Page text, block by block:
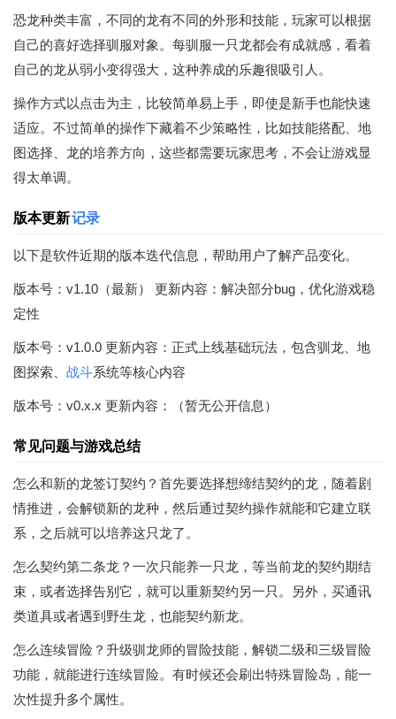
恐龙种类丰富，不同的龙有不同的外形和技能，玩家可以根据
自己的喜好选择驯服对象。每驯服一只龙都会有成就感，看着
自己的龙从弱小变得强大，这种养成的乐趣很吸引人。
操作方式以点击为主，比较简单易上手，即使是新手也能快速
适应。不过简单的操作下藏着不少策略性，比如技能搭配、地
图选择、龙的培养方向，这些都需要玩家思考，不会让游戏显
得太单调。
版本更新记录
以下是软件近期的版本迭代信息，帮助用户了解产品变化。
版本号：v1.10（最新） 更新内容：解决部分bug，优化游戏稳
定性
版本号：v1.0.0 更新内容：正式上线基础玩法，包含驯龙、地
图探索、 战斗系统等核心内容
版本号：v0.x.x 更新内容：（暂无公开信息）
常见问题与游戏总结
怎么和新的龙签订契约？首先要选择想缔结契约的龙，随着剧
情推进，会解锁新的龙种，然后通过契约操作就能和它建立联
系，之后就可以培养这只龙了。
怎么契约第二条龙？一次只能养一只龙，等当前龙的契约期结
束，或者选择告别它，就可以重新契约另一只。另外，买通讯
类道具或者遇到野生龙，也能契约新龙。
怎么连续冒险？升级驯龙师的冒险技能，解锁二级和三级冒险
功能，就能进行连续冒险。有时候还会刷出特殊冒险岛，能一
次性提升多个属性。